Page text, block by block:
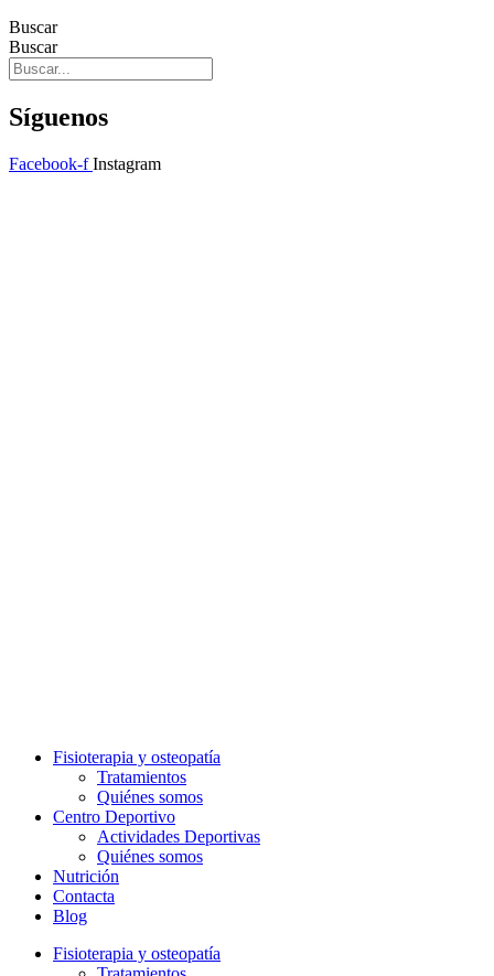
Buscar
Buscar
Síguenos
Facebook-f Instagram
Fisioterapia y osteopatía
Tratamientos
Quiénes somos
Centro Deportivo
Actividades Deportivas
Quiénes somos
Nutrición
Contacta
Blog
Fisioterapia y osteopatía